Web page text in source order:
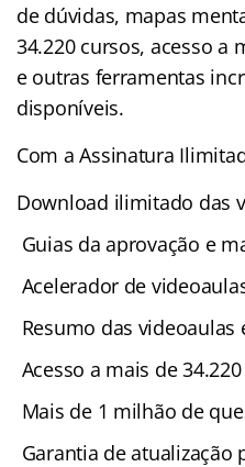
de dúvidas, mapas
34.220 cursos, acesso a
e outras ferramentas
disponíveis.
Com a Assinatura
Download ilimitado das
Guias da aprovação e
Acelerador de
Resumo das videoaulas
Acesso a mais de
Mais de 1 milhão de
Garantia de atualização